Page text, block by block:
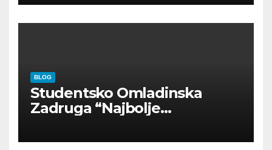
BLOG
Studentsko Omladinska
Zadruga “Najbolje